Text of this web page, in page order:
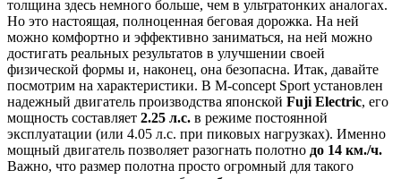
толщина здесь немного больше, чем в ультратонких аналогах.
Но это настоящая, полноценная беговая дорожка. На ней
можно комфортно и эффективно заниматься, на ней можно
достигать реальных результатов в улучшении своей
физической формы и, наконец, она безопасна. Итак, давайте
посмотрим на характеристики. В M-concept Sport установлен
надежный двигатель производства японской Fuji Electric, его
мощность составляет 2.25 л.с. в режиме постоянной
эксплуатации (или 4.05 л.с. при пиковых нагрузках). Именно
мощный двигатель позволяет разогнать полотно до 14 км./ч.
Важно, что размер полотна просто огромный для такого